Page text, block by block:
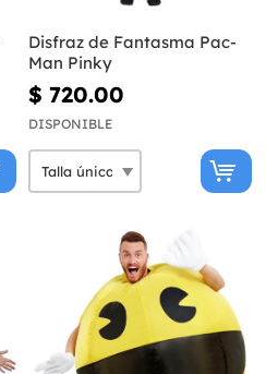
Disfraz de Fantasma Pac-
Man Pinky
$ 720.00
DISPONIBLE